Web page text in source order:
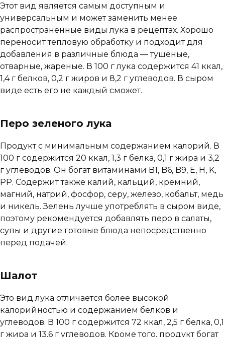
Этот вид является самым доступным и
универсальным и может заменить менее
распространенные виды лука в рецептах. Хорошо
переносит тепловую обработку и подходит для
добавления в различные блюда — тушеные,
отварные, жареные. В 100 г лука содержится 41 ккал,
1,4 г белков, 0,2 г жиров и 8,2 г углеводов. В сыром
виде есть его не каждый сможет.
Перо зеленого лука
Продукт с минимальным содержанием калорий. В
100 г содержится 20 ккал, 1,3 г белка, 0,1 г жира и 3,2
г углеводов. Он богат витаминами B1, B6, B9, E, H, K,
PP. Содержит также калий, кальций, кремний,
магний, натрий, фосфор, серу, железо, кобальт, медь
и никель. Зелень лучше употреблять в сыром виде,
поэтому рекомендуется добавлять перо в салаты,
супы и другие готовые блюда непосредственно
перед подачей.
Шалот
Это вид лука отличается более высокой
калорийностью и содержанием белков и
углеводов. В 100 г содержится 72 ккал, 2,5 г белка, 0,1
г жира и 13,6 г углеводов. Кроме того, продукт богат